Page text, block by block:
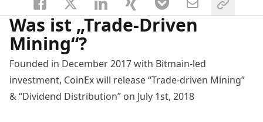
Was ist „Trade-Driven
Mining“?
Founded in December 2017 with Bitmain-led
investment, CoinEx will release “Trade-driven Mining”
& “Dividend Distribution” on July 1st, 2018